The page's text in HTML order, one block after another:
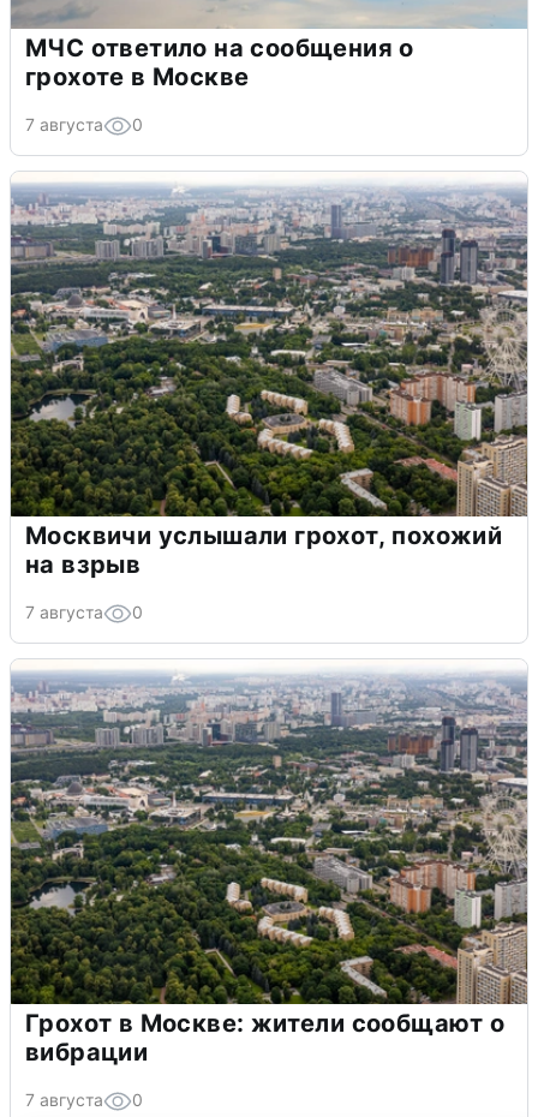
МЧС ответило на сообщения о
грохоте в Москве
7 августа 0
Москвичи услышали грохот, похожий
на взрыв
7 августа 0
Грохот в Москве: жители сообщают о
вибрации
7 августа 0